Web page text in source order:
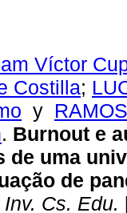
Víctor
Costilla;
y
. Burnout e
de uma
de
Cs. Edu.